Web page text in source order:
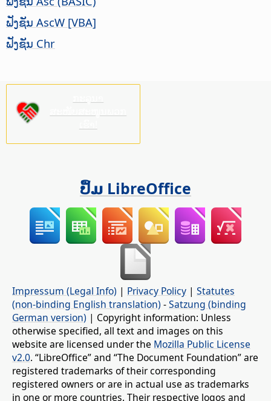
ຟັງຊັນ AscW [VBA]
ຟັງຊັນ Chr
ປຶ້ມ LibreOffice
Impressum (Legal Info) | Privacy Policy | Statutes
(non-binding English translation) -Satzung (binding
German version) | Copyright information: Unless
otherwise specified, all text and images on this
website are licensed under the Mozilla Public License
v2.0. “LibreOffice” and “The Document Foundation” are
registered trademarks of their corresponding
registered owners or are in actual use as trademarks
in one or more countries. Their respective logos and